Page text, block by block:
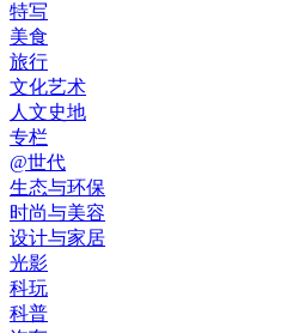
特写
美食
旅行
文化艺术
人文史地
专栏
@世代
生态与环保
时尚与美容
设计与家居
光影
科玩
科普